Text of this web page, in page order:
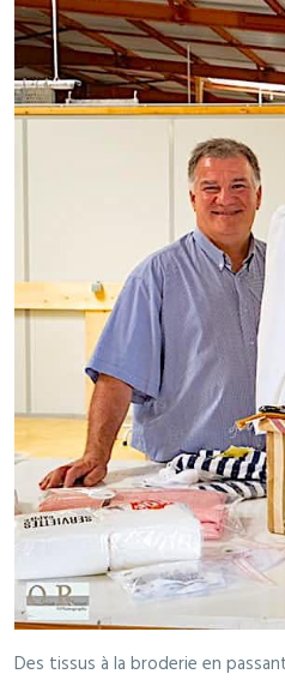
Des tissus à la broderie en